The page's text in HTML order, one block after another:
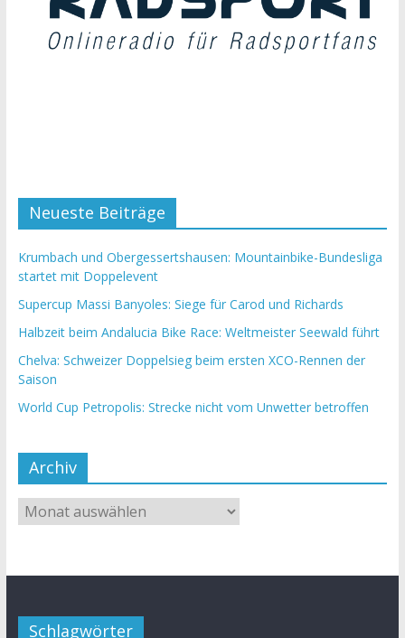
Neueste Beiträge
Krumbach und Obergessertshausen: Mountainbike-Bundesliga
startet mit Doppelevent
Supercup Massi Banyoles: Siege für Carod und Richards
Halbzeit beim Andalucia Bike Race: Weltmeister Seewald führt
Chelva: Schweizer Doppelsieg beim ersten XCO-Rennen der
Saison
World Cup Petropolis: Strecke nicht vom Unwetter betroffen
Archiv
Schlagwörter